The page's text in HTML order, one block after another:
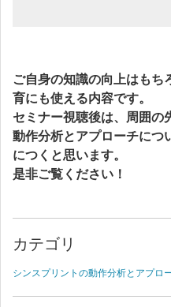
ご自身の知識の向上はもち
育にも使える内容です。
セミナー視聴後は、周囲の
動作分析とアプローチにつ
につくと思います。
是非ご覧ください！
カテゴリ
シンスプリントの動作分析とアプロ